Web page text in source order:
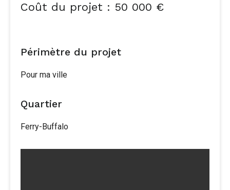
Coût du projet : 50 000 €
Périmètre du projet
Pour ma ville
Quartier
Ferry-Buffalo